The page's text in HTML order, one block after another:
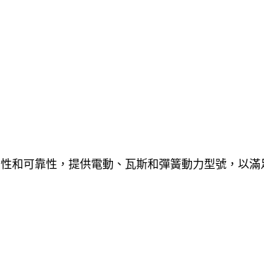
和可靠性，提供電動、瓦斯和彈簧動力型號，以滿